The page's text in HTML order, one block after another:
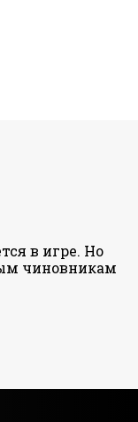
в игре. Но
чиновникам